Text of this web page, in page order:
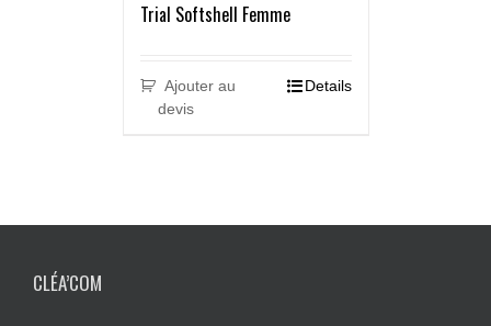
Trial Softshell Femme
Ajouter au
devis
Details
CLÉA’COM